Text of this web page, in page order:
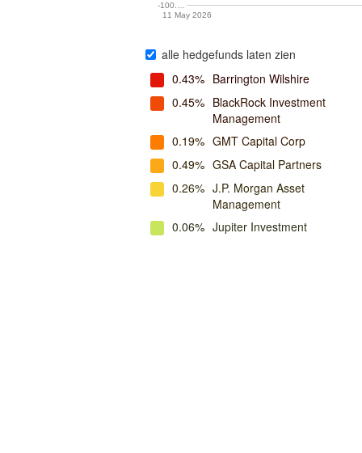
11 May 2026
-100.…
alle hedgefunds laten zien
0.43% Barrington Wilshire
0.45% BlackRock Investment
Management
0.19% GMT Capital Corp
0.49% GSA Capital Partners
0.26% J.P. Morgan Asset
Management
0.06% Jupiter Investment